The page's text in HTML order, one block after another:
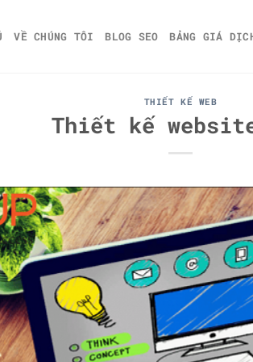
VỀ CHÚNG TÔI BLOG SEO BẢNG GIÁ
THIẾT KẾ WEB
Thiết kế